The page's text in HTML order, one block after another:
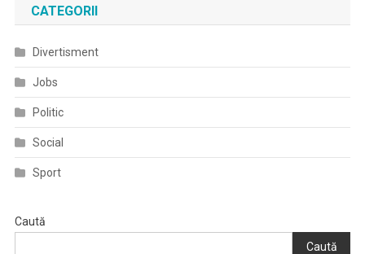
CATEGORII
Divertisment
Jobs
Politic
Social
Sport
Caută
Caută